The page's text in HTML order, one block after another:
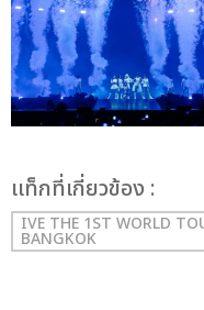
เเท็กที่เกี่ยวข้อง :
IVE THE 1ST WORLD
BANGKOK